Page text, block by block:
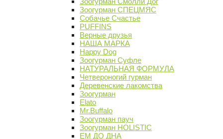
Зоогурман СПЕЦМЯС
Собачье Счастье
PUFFINS
Верные друзья
НАША МАРКА
Happy Dog
Зоогурман Суфле
НАТУРАЛЬНАЯ ФОРМУЛА
Четвероногий гурман
Деревенские лакомства
Зоогурман
Elato
Mr.Buffalo
Зоогурман пауч
Зоогурман HOLISTIC
ЕМ ДО ДНА